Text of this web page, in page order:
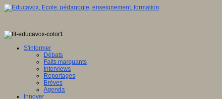
S'informer
Débats
Faits marquants
Interviews
Reportages
Brèves
Agenda
Innover